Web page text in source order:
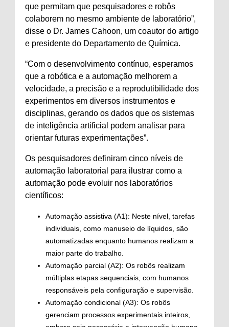
que permitam que pesquisadores e robôs
colaborem no mesmo ambiente de laboratório”,
disse o Dr. James Cahoon, um coautor do artigo
e presidente do Departamento de Química.
“Com o desenvolvimento contínuo, esperamos
que a robótica e a automação melhorem a
velocidade, a precisão e a reprodutibilidade dos
experimentos em diversos instrumentos e
disciplinas, gerando os dados que os sistemas
de inteligência artificial podem analisar para
orientar futuras experimentações”.
Os pesquisadores definiram cinco níveis de
automação laboratorial para ilustrar como a
automação pode evoluir nos laboratórios
científicos:
Automação assistiva (A1): Neste nível, tarefas
individuais, como manuseio de líquidos, são
automatizadas enquanto humanos realizam a
maior parte do trabalho.
Automação parcial (A2): Os robôs realizam
múltiplas etapas sequenciais, com humanos
responsáveis ​​pela configuração e supervisão.
Automação condicional (A3): Os robôs
gerenciam processos experimentais inteiros,